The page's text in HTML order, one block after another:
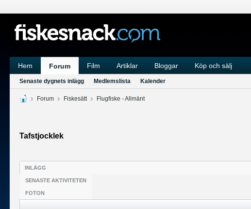
Hem Forum Film Artiklar Bloggar Köp och sälj
Senaste dygnets inlägg Medlemslista Kalender
Forum Fiskesätt Flugfiske - Allmänt
Tafstjocklek
INLÄGG
SENASTE AKTIVITETEN
FOTON